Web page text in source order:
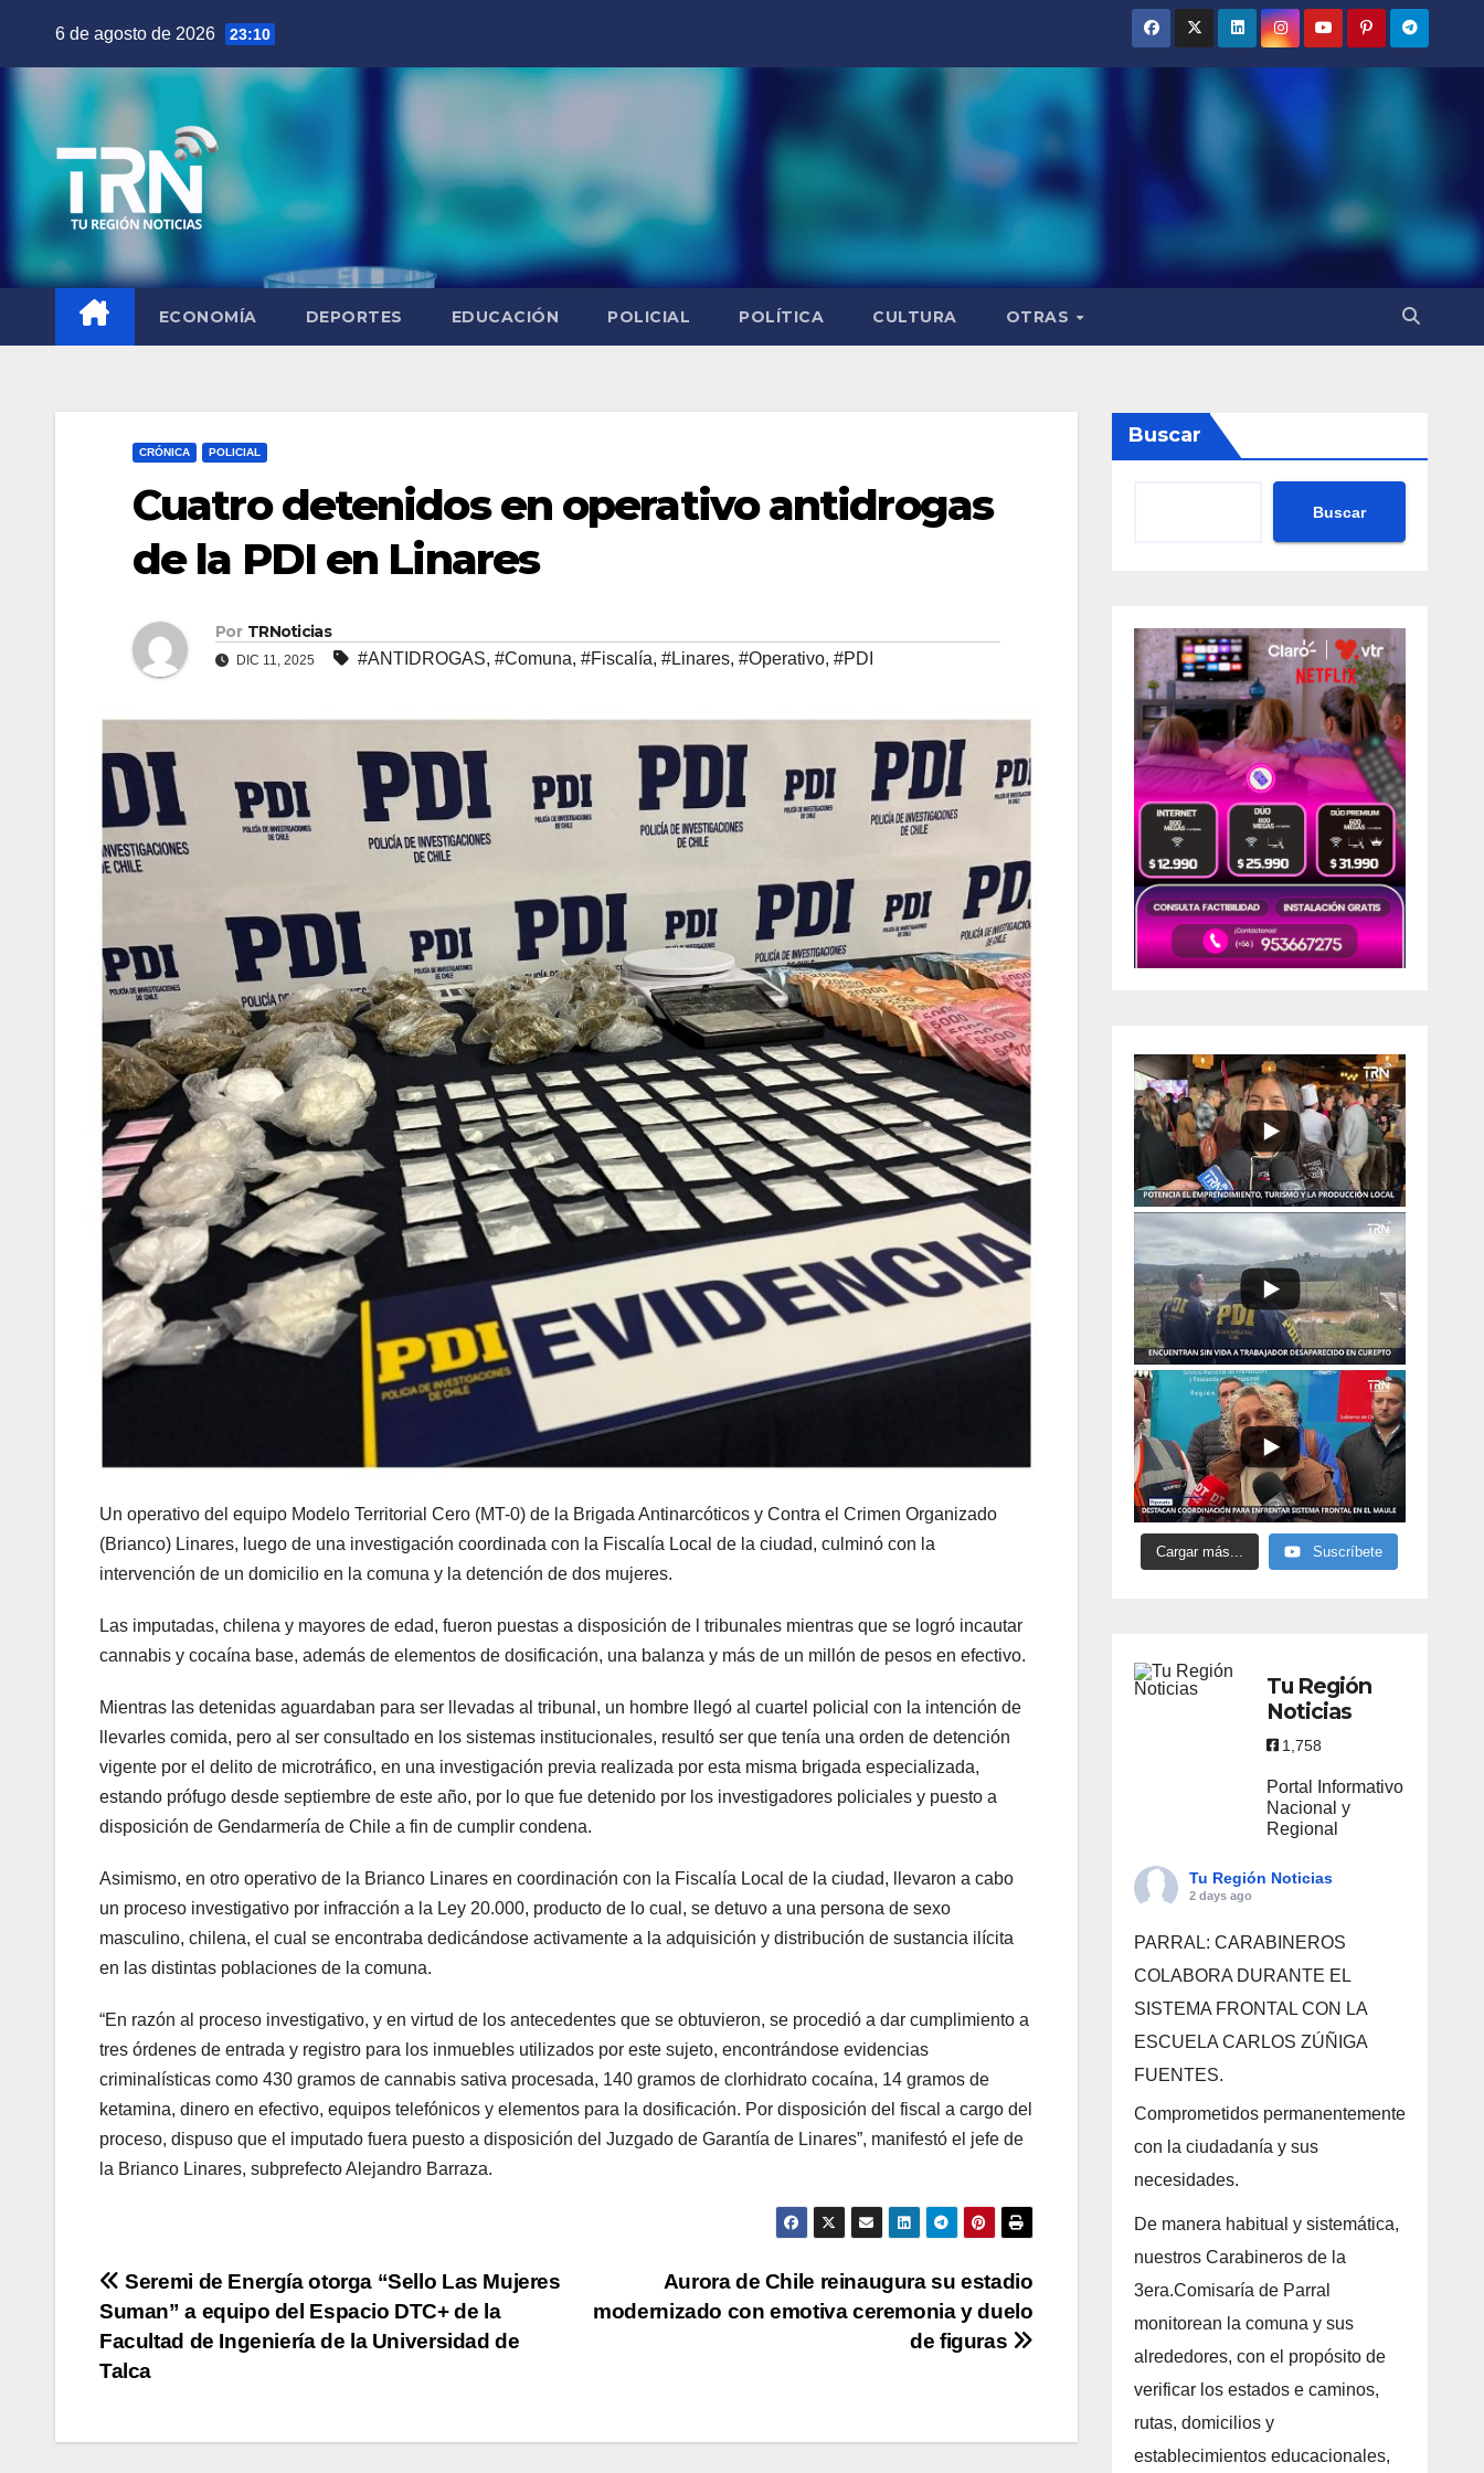
6 de agosto de 2026 23:10
ECONOMÍA DEPORTES EDUCACIÓN POLICIAL POLÍTICA CULTURA OTRAS
CRÓNICA POLICIAL
Cuatro detenidos en operativo antidrogas
de la PDI en Linares
Por TRNoticias
DIC 11, 2025 #ANTIDROGAS, #Comuna, #Fiscalía, #Linares, #Operativo, #PDI
Un operativo del equipo Modelo Territorial Cero (MT-0) de la Brigada Antinarcóticos y Contra el Crimen Organizado
(Brianco) Linares, luego de una investigación coordinada con la Fiscalía Local de la ciudad, culminó con la
intervención de un domicilio en la comuna y la detención de dos mujeres.
Las imputadas, chilena y mayores de edad, fueron puestas a disposición de l tribunales mientras que se logró incautar
cannabis y cocaína base, además de elementos de dosificación, una balanza y más de un millón de pesos en efectivo.
Mientras las detenidas aguardaban para ser llevadas al tribunal, un hombre llegó al cuartel policial con la intención de
llevarles comida, pero al ser consultado en los sistemas institucionales, resultó ser que tenía una orden de detención
vigente por el delito de microtráfico, en una investigación previa realizada por esta misma brigada especializada,
estando prófugo desde septiembre de este año, por lo que fue detenido por los investigadores policiales y puesto a
disposición de Gendarmería de Chile a fin de cumplir condena.
Asimismo, en otro operativo de la Brianco Linares en coordinación con la Fiscalía Local de la ciudad, llevaron a cabo
un proceso investigativo por infracción a la Ley 20.000, producto de lo cual, se detuvo a una persona de sexo
masculino, chilena, el cual se encontraba dedicándose activamente a la adquisición y distribución de sustancia ilícita
en las distintas poblaciones de la comuna.
“En razón al proceso investigativo, y en virtud de los antecedentes que se obtuvieron, se procedió a dar cumplimiento a
tres órdenes de entrada y registro para los inmuebles utilizados por este sujeto, encontrándose evidencias
criminalísticas como 430 gramos de cannabis sativa procesada, 140 gramos de clorhidrato cocaína, 14 gramos de
ketamina, dinero en efectivo, equipos telefónicos y elementos para la dosificación. Por disposición del fiscal a cargo del
proceso, dispuso que el imputado fuera puesto a disposición del Juzgado de Garantía de Linares”, manifestó el jefe de
la Brianco Linares, subprefecto Alejandro Barraza.
Navegación
de
entradas
Aurora de Chile reinaugura su estadio
modernizado con emotiva ceremonia y duelo
de figuras
Seremi de Energía otorga “Sello Las Mujeres
Suman” a equipo del Espacio DTC+ de la
Facultad de Ingeniería de la Universidad de
Talca
Buscar
Buscar
Cargar más... Suscríbete
Tu Región
Noticias
1,758
Portal Informativo
Nacional y
Regional
Tu Región Noticias
2 days ago
PARRAL: CARABINEROS
COLABORA DURANTE EL
SISTEMA FRONTAL CON LA
ESCUELA CARLOS ZÚÑIGA
FUENTES.
Comprometidos permanentemente
con la ciudadanía y sus
necesidades.
De manera habitual y sistemática,
nuestros Carabineros de la
3era.Comisaría de Parral
monitorean la comuna y sus
alrededores, con el propósito de
verificar los estados e caminos,
rutas, domicilios y
establecimientos educacionales,